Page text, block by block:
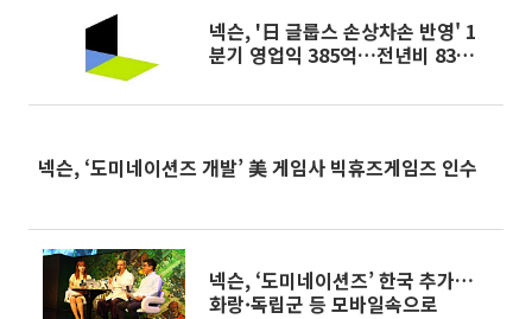
넥슨, '日 글룹스 손상차손 반영' 1
분기 영업익 385억…전년비 83%
넥슨, ‘도미네이션즈 개발’ 美 게임사 빅휴즈게임즈 인수
넥슨, ‘도미네이션즈’ 한국 추가…
화랑·독립군 등 모바일속으로